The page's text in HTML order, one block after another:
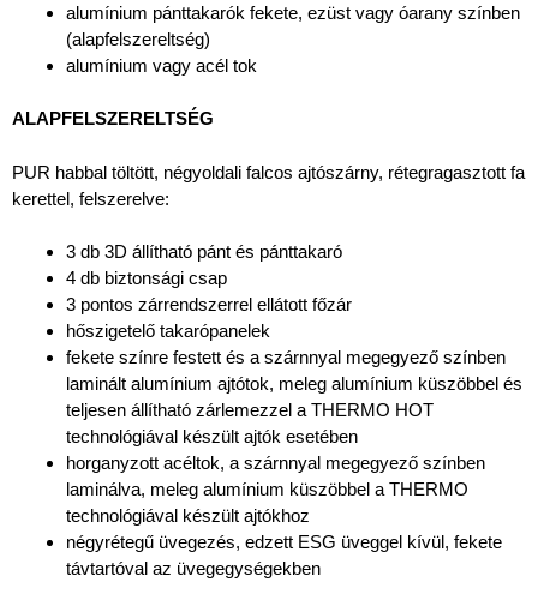
alumínium pánttakarók fekete, ezüst vagy óarany színben
(alapfelszereltség)
alumínium vagy acél tok
ALAPFELSZERELTSÉG
PUR habbal töltött, négyoldali falcos ajtószárny, rétegragasztott fa
kerettel, felszerelve:
3 db 3D állítható pánt és pánttakaró
4 db biztonsági csap
3 pontos zárrendszerrel ellátott főzár
hőszigetelő takarópanelek
fekete színre festett és a szárnnyal megegyező színben
laminált alumínium ajtótok, meleg alumínium küszöbbel és
teljesen állítható zárlemezzel a THERMO HOT
technológiával készült ajtók esetében
horganyzott acéltok, a szárnnyal megegyező színben
laminálva, meleg alumínium küszöbbel a THERMO
technológiával készült ajtókhoz
négyrétegű üvegezés, edzett ESG üveggel kívül, fekete
távtartóval az üvegegységekben